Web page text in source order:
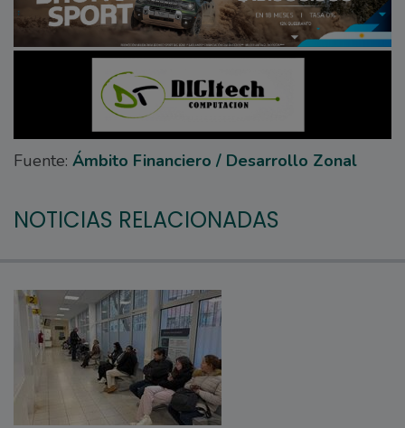
Fuente: Ámbito Financiero / Desarrollo Zonal
NOTICIAS RELACIONADAS